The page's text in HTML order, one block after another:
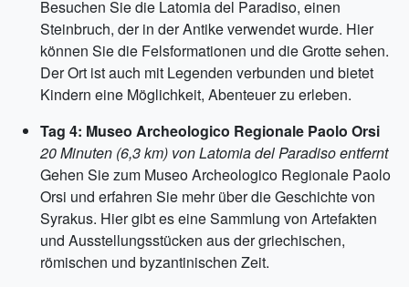
Besuchen Sie die Latomia del Paradiso, einen
Steinbruch, der in der Antike verwendet wurde. Hier
können Sie die Felsformationen und die Grotte sehen.
Der Ort ist auch mit Legenden verbunden und bietet
Kindern eine Möglichkeit, Abenteuer zu erleben.
Tag 4: Museo Archeologico Regionale Paolo Orsi
20 Minuten (6,3 km) von Latomia del Paradiso entfernt
Gehen Sie zum Museo Archeologico Regionale Paolo
Orsi und erfahren Sie mehr über die Geschichte von
Syrakus. Hier gibt es eine Sammlung von Artefakten
und Ausstellungsstücken aus der griechischen,
römischen und byzantinischen Zeit.